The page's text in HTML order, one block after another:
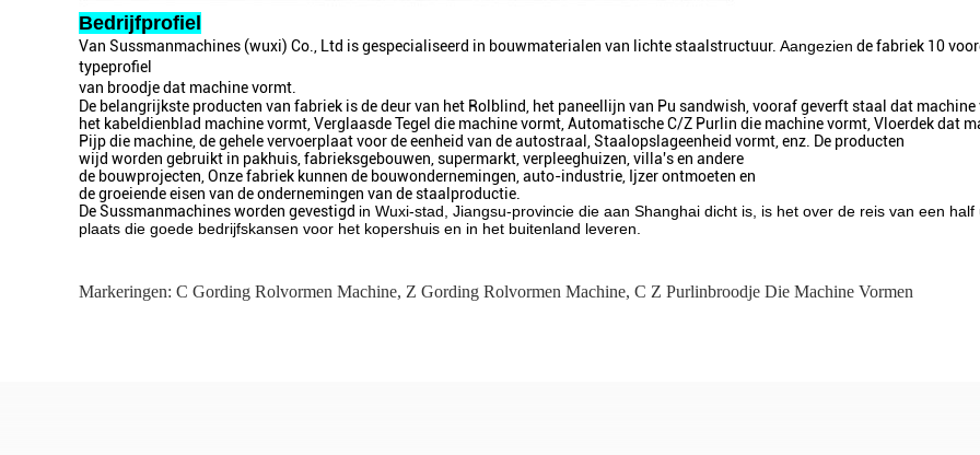
Bedrijfprofiel
Van Sussmanmachines (wuxi) Co., Ltd is gespecialiseerd in bouwmaterialen van lichte staalstructuur. Aangezien de fabriek 10
typeprofiel
van broodje dat machine vormt.
De belangrijkste producten van fabriek is de deur van het Rolblind, het paneellijn van Pu sandwish, vooraf geverft staal dat
het kabeldienblad machine vormt, Verglaasde Tegel die machine vormt, Automatische C/Z Purlin die machine vormt, Vloerdek dat
Pijp die machine, de gehele vervoerplaat voor de eenheid van de autostraal, Staalopslageenheid vormt, enz. De producten
wijd worden gebruikt in pakhuis, fabrieksgebouwen, supermarkt, verpleeghuizen, villa's en andere
de bouwprojecten, Onze fabriek kunnen de bouwondernemingen, auto-industrie, Ijzer ontmoeten en
de groeiende eisen van de ondernemingen van de staalproductie.
De Sussmanmachines worden gevestigd in Wuxi-stad, Jiangsu-provincie die aan Shanghai dicht is, is het over de reis van een
plaats die goede bedrijfskansen voor het kopershuis en in het buitenland leveren.
Markeringen: C Gording Rolvormen Machine, Z Gording Rolvormen Machine, C Z Purlinbroodje Die Machine Vormen